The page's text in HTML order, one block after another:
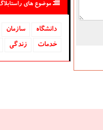
موضوع های
دانشگاه‌ سازمان
خدمات
زندگی